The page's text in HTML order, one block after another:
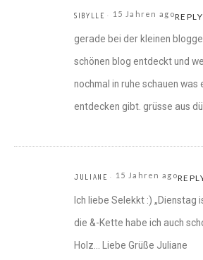
SIBYLLE 15 Jahren agoREPLY
gerade bei der kleinen
schönen blog entdeckt und
nochmal in ruhe schauen was
entdecken gibt. grüsse aus
JULIANE 15 Jahren ago
Ich liebe Selekkt :) „Dienstag
die &-Kette habe ich auch
Holz… Liebe Grüße Juliane